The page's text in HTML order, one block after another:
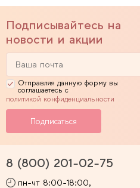
Подписывайтесь на
новости и акции
Отправляя данную форму вы
соглашаетесь с
политикой конфиденциальности
8 (800) 201-02-75
пн-чт 8:00-18:00,